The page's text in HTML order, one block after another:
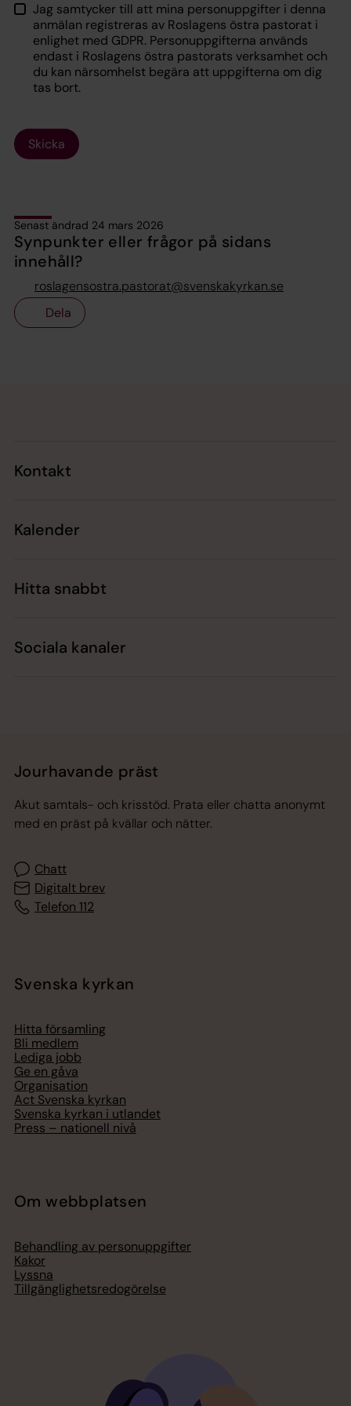
Jag samtycker till att mina personuppgifter i denna
anmälan registreras av Roslagens östra pastorat i
enlighet med GDPR. Personuppgifterna används
endast i Roslagens östra pastorats verksamhet och
du kan närsomhelst begära att uppgifterna om dig
tas bort.
Skicka
Senast ändrad 24 mars 2026
Synpunkter eller frågor på sidans
innehåll?
roslagensostra.pastorat@svenskakyrkan.se
Dela
Kontakt
Kalender
Hitta snabbt
Sociala kanaler
Jourhavande präst
Akut samtals- och krisstöd. Prata eller chatta anonymt
med en präst på kvällar och nätter.
Chatt
Digitalt brev
Telefon 112
Svenska kyrkan
Hitta församling
Bli medlem
Lediga jobb
Ge en gåva
Organisation
Act Svenska kyrkan
Svenska kyrkan i utlandet
Press – nationell nivå
Om webbplatsen
Behandling av personuppgifter
Kakor
Lyssna
Tillgänglighetsredogörelse